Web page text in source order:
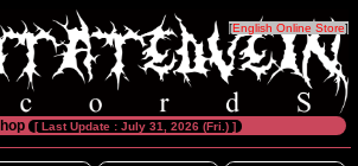
[English Online Store]
[ Last Update : July 31, 2026 (Fri.) ]